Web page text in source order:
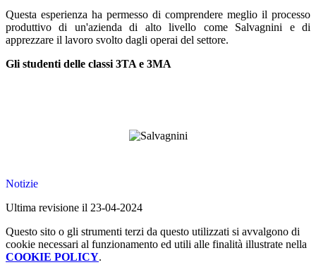
Questa esperienza ha permesso di comprendere meglio il processo
produttivo di un'azienda di alto livello come Salvagnini e di
apprezzare il lavoro svolto dagli operai del settore.
Gli studenti delle classi 3TA e 3MA
Notizie
Ultima revisione il 23-04-2024
Questo sito o gli strumenti terzi da questo utilizzati si avvalgono di
cookie necessari al funzionamento ed utili alle finalità illustrate nella
COOKIE POLICY.